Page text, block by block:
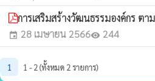
การเสริมสร้างวัฒนธรรมองค์กร ต
event 28 เมษายน 2566visibility 244
1 1 - 2 (ทั้งหมด 2 รายการ)